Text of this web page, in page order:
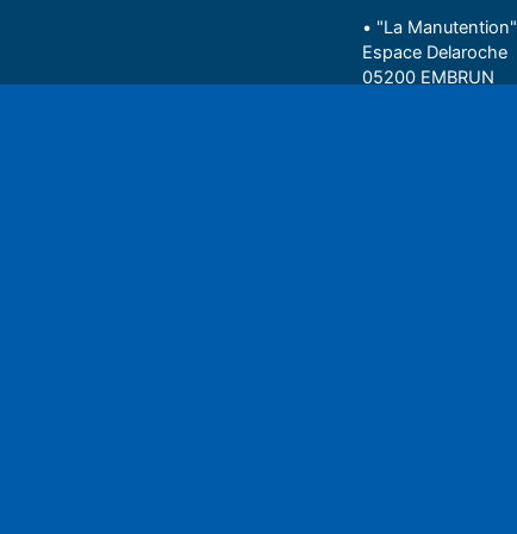
• "La Manutention"
Espace Delaroche
05200 EMBRUN